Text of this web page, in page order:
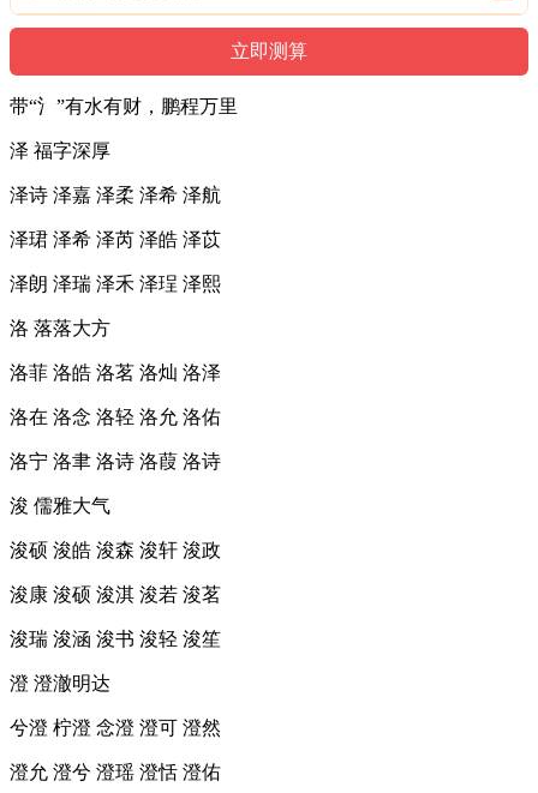
带“氵”有水有财，鹏程万里
泽 福字深厚
泽诗 泽嘉 泽柔 泽希 泽航
泽珺 泽希 泽芮 泽皓 泽苡
泽朗 泽瑞 泽禾 泽珵 泽熙
洛 落落大方
洛菲 洛皓 洛茗 洛灿 洛泽
洛在 洛念 洛轻 洛允 洛佑
洛宁 洛聿 洛诗 洛葭 洛诗
浚 儒雅大气
浚硕 浚皓 浚森 浚轩 浚政
浚康 浚硕 浚淇 浚若 浚茗
浚瑞 浚涵 浚书 浚轻 浚笙
澄 澄澈明达
兮澄 柠澄 念澄 澄可 澄然
澄允 澄兮 澄瑶 澄恬 澄佑